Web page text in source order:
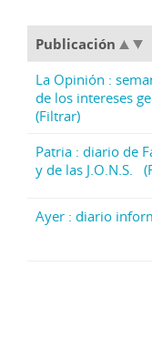
Publicación
La Opinión :
de los intereses
(Filtrar)
Patria : diario de
y de las J.O.N.S.
Ayer : diario